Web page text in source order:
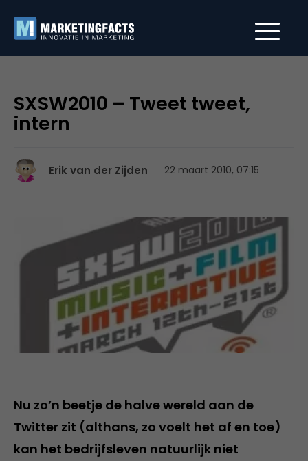
SXSW2010 – Tweet tweet,
intern
Erik van der Zijden 22 maart 2010, 07:15
Nu zo’n beetje de halve wereld aan de
Twitter zit (althans, zo voelt het af en toe)
kan het bedrijfsleven natuurlijk niet